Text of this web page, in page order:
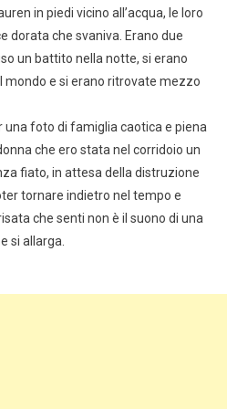
in piedi vicino all’acqua, le loro
dorata che svaniva. Erano due
un battito nella notte, si erano
mondo e si erano ritrovate mezzo
una foto di famiglia caotica e piena
che ero stata nel corridoio un
fiato, in attesa della distruzione
tornare indietro nel tempo e
che senti non è il suono di una
si allarga.